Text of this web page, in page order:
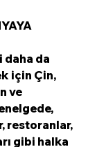
daha da
için Çin,
ve
restoranlar,
gibi halka